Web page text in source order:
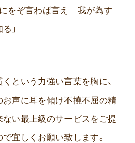
にをぞ言わば言え 我が為す
」
という力強い言葉を胸に、
声に耳を傾け不撓不屈の精
い最上級のサービスをご提
宜しくお願い致します。